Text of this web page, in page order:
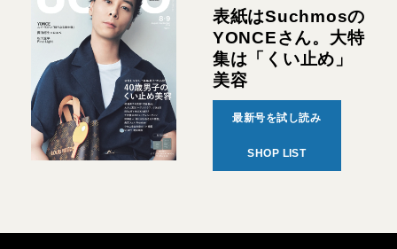
表紙はSuchmosの
YONCEさん。大特
集は「くい止め」
美容
最新号を試し読み
SHOP LIST